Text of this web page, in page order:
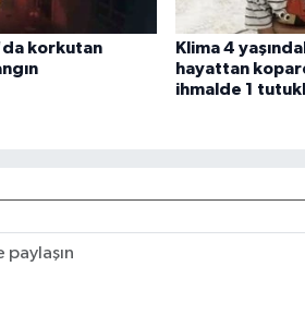
korkutan
Klima 4
hayattan
ihmalde 1